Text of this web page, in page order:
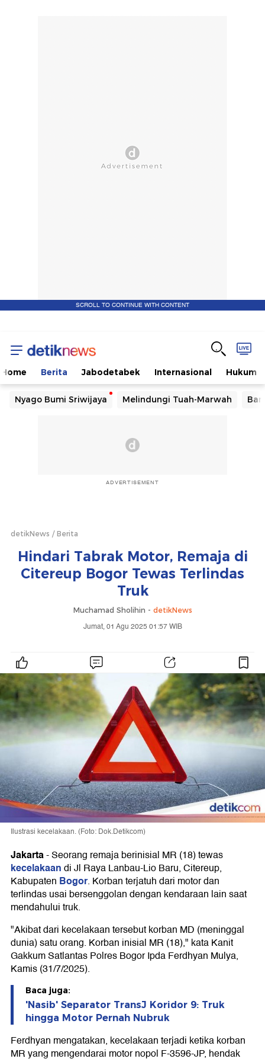
SCROLL TO CONTINUE WITH CONTENT
Home Berita Jabodetabek Internasional Hukum
Nyago Bumi Sriwijaya Melindungi Tuah-Marwah
ADVERTISEMENT
detikNews Berita
Hindari Tabrak Motor, Remaja di
Citereup Bogor Tewas Terlindas
Truk
Muchamad Sholihin - detikNews
Jumat, 01 Agu 2025 01:57 WIB
Ilustrasi kecelakaan. (Foto: Dok.Detikcom)
Jakarta-Seorang remaja berinisial MR (18) tewas
kecelakaandi Jl Raya Lanbau-Lio Baru, Citereup,
Kabupaten Bogor. Korban terjatuh dari motor dan
terlindas usai bersenggolan dengan kendaraan lain saat
mendahului truk.
"Akibat dari kecelakaan tersebut korban MD (meninggal
dunia) satu orang. Korban inisial MR (18)," kata Kanit
Gakkum Satlantas Polres Bogor Ipda Ferdhyan Mulya,
Kamis (31/7/2025).
Baca juga:
'Nasib' Separator TransJ Koridor 9: Truk
hingga Motor Pernah Nubruk
Ferdhyan mengatakan, kecelakaan terjadi ketika korban
MR yang mengendarai motor nopol F-3596-JP, hendak